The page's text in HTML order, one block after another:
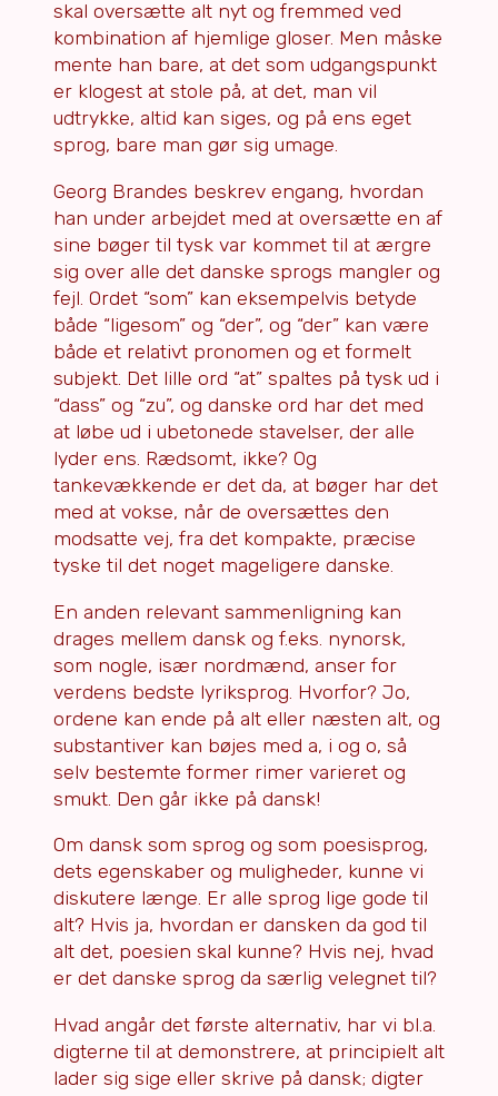
skal oversætte alt nyt og fremmed ved
kombination af hjemlige gloser. Men måske
mente han bare, at det som udgangspunkt
er klogest at stole på, at det, man vil
udtrykke, altid kan siges, og på ens eget
sprog, bare man gør sig umage.
Georg Brandes beskrev engang, hvordan
han under arbejdet med at oversætte en af
sine bøger til tysk var kommet til at ærgre
sig over alle det danske sprogs mangler og
fejl. Ordet “som” kan eksempelvis betyde
både “ligesom” og “der”, og “der” kan være
både et relativt pronomen og et formelt
subjekt. Det lille ord “at” spaltes på tysk ud i
“dass” og “zu”, og danske ord har det med
at løbe ud i ubetonede stavelser, der alle
lyder ens. Rædsomt, ikke? Og
tankevækkende er det da, at bøger har det
med at vokse, når de oversættes den
modsatte vej, fra det kompakte, præcise
tyske til det noget mageligere danske.
En anden relevant sammenligning kan
drages mellem dansk og f.eks. nynorsk,
som nogle, især nordmænd, anser for
verdens bedste lyriksprog. Hvorfor? Jo,
ordene kan ende på alt eller næsten alt, og
substantiver kan bøjes med a, i og o, så
selv bestemte former rimer varieret og
smukt. Den går ikke på dansk!
Om dansk som sprog og som poesisprog,
dets egenskaber og muligheder, kunne vi
diskutere længe. Er alle sprog lige gode til
alt? Hvis ja, hvordan er dansken da god til
alt det, poesien skal kunne? Hvis nej, hvad
er det danske sprog da særlig velegnet til?
Hvad angår det første alternativ, har vi bl.a.
digterne til at demonstrere, at principielt alt
lader sig sige eller skrive på dansk; digter